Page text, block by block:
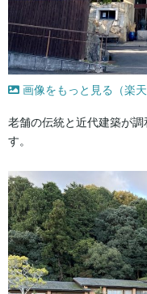
画像をもっと見る（楽天
老舗の伝統と近代建築が
す。